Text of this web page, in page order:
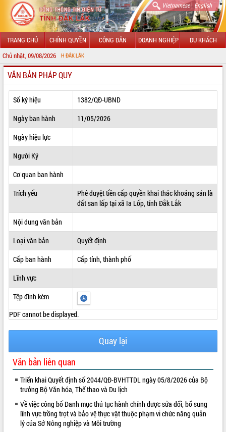
Vietnamese| English
TRANG CHỦ CHÍNH QUYỀN CÔNG DÂN DOANH NGHIỆP DU KHÁCH
Chủ nhật, 09/08/2026
GIỚI THIỆU
LÃNH ĐẠO UBND TỈNH
TIN TỨC SỰ KIỆN
SỞ, BAN, NGÀNH
UBND CÁC XÃ, PHƯỜNG
THÔNG TIN CHỈ ĐẠO ĐIỀU HÀNH
HỆ THỐNG VĂN BẢN
VĂN BẢN HĐND TỈNH
ĐIỂM TIN VĂN BẢN
QUY HOẠCH - KẾ HOẠCH
VĂN BẢN PHÁP QUY
Số ký hiệu
1382/QĐ-UBND
Ngày ban hành
11/05/2026
Ngày hiệu lực
Người Ký
Cơ quan ban hành
Trích yếu
Phê duyệt tiền cấp quyền khai thác khoáng sản là
đất san lấp tại xã Ia Lốp, tỉnh Đắk Lắk
Nội dung văn bản
Loại văn bản
Quyết định
Cấp ban hành
Cấp tỉnh, thành phố
Lĩnh vực
Tệp đính kèm
PDF cannot be displayed.
Quay lại
Văn bản liên quan
Triển khai Quyết định số 2044/QĐ-BVHTTDL ngày 05/8/2026 của Bộ
trưởng Bộ Văn hóa, Thể thao và Du lịch
Về việc công bố Danh mục thủ tục hành chính được sửa đổi, bổ sung
lĩnh vực trồng trọt và bảo vệ thực vật thuộc phạm vi chức năng quản
lý của Sở Nông nghiệp và Môi trường